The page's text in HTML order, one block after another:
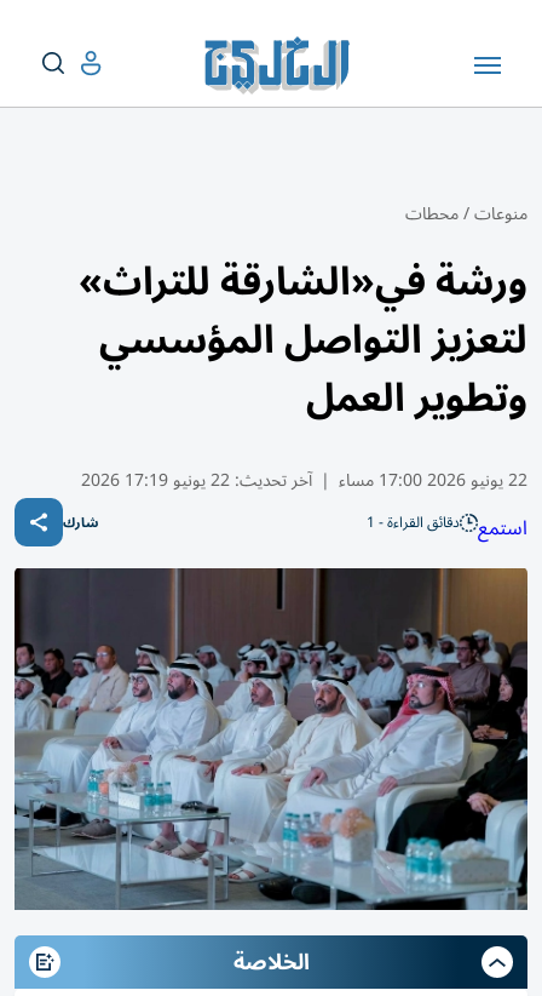
منوعات/محطات
ورشة في«الشارقة للتراث»
لتعزيز التواصل المؤسسي
وتطوير العمل
22 يونيو 2026 17:00 مساء | آخر تحديث:22 يونيو 17:19 2026
استمع دقائق القراءة - 1 شارك
الخلاصة